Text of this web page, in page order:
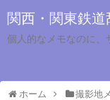
関西・関東鉄道
個人的なメモなのに、
ホーム 撮影地